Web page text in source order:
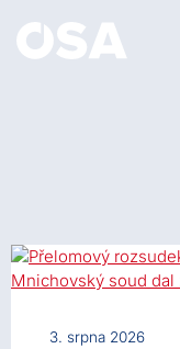
3. srpna 2026